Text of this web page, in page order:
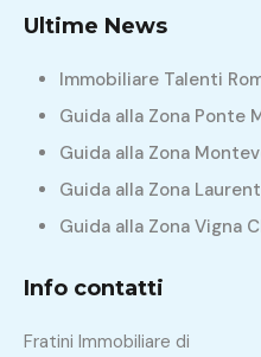
Ultime News
Immobiliare Talenti
Guida alla Zona Ponte
Guida alla Zona
Guida alla Zona
Guida alla Zona Vigna
Info contatti
Fratini Immobiliare di